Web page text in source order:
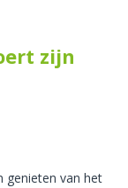
zijn
genieten van het